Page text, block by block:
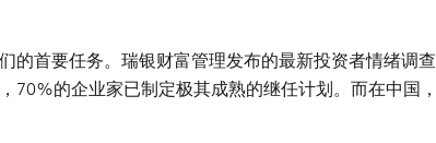
的首要任务。瑞银财富管理发布的最新投资者情绪调查
70%的企业家已制定极其成熟的继任计划。而在中国